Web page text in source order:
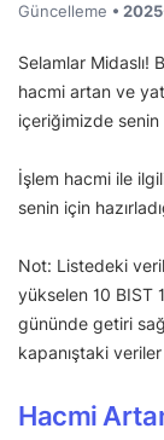
Güncelleme •
Selamlar Midaslı!
hacmi artan ve
içeriğimizde
İşlem hacmi ile
senin için
Not: Listedeki
yükselen 10 BIST
gününde getiri
kapanıştaki veriler
Hacmi